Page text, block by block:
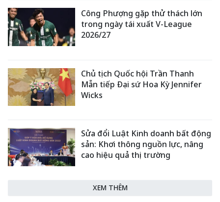
Công Phượng gặp thử thách lớn
trong ngày tái xuất V-League
2026/27
Chủ tịch Quốc hội Trần Thanh
Mẫn tiếp Đại sứ Hoa Kỳ Jennifer
Wicks
Sửa đổi Luật Kinh doanh bất động
sản: Khơi thông nguồn lực, nâng
cao hiệu quả thị trường
XEM THÊM